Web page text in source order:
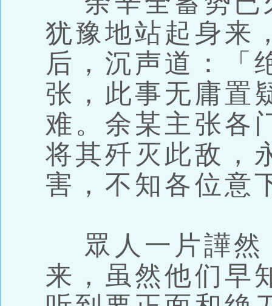
犹豫地站起身来
后，沉声道：「
张，此事无庸置
难。余某主张各
将其歼灭此敌，
害，不知各位意
眾人一片譁然
来，虽然他们早